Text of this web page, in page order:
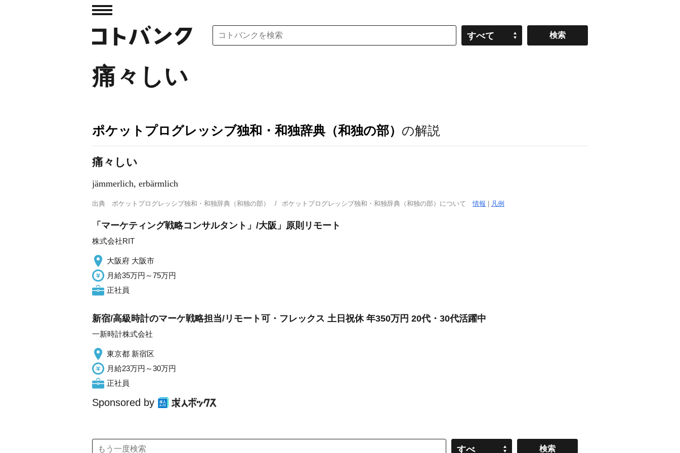
すべて
痛々しい
ポケットプログレッシブ独和・和独辞典（和独の部） の解説
痛々しい
jämmerlich, erbärmlich
出典 ポケットプログレッシブ独和・和独辞典（和独の部） ポケットプログレッシブ独和・和独辞典（和独の部）について情報 凡例
「マーケティング戦略コンサルタント」/大阪」原則リモート
株式会社RIT
大阪府 大阪市
月給35万円～75万円
正社員
新宿/高級時計のマーケ戦略担当/リモート可・フレックス 土日祝休 年350万円 20代・30代活躍中
一新時計株式会社
東京都 新宿区
月給23万円～30万円
正社員
Sponsored by
すべ